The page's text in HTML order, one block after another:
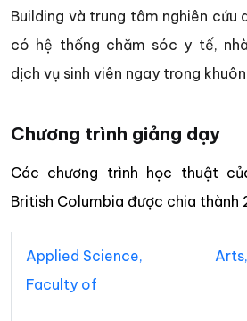
Building và trung tâm nghiên cứu
có hệ thống chăm sóc y tế,
dịch vụ sinh viên ngay trong
Chương trình giảng dạy
Các chương trình học thuật
British Columbia được chia thành
Applied Science,
Faculty of